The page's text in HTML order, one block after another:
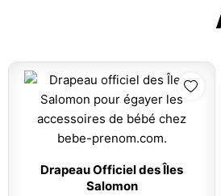
Drapeau Officiel des Îles
Salomon